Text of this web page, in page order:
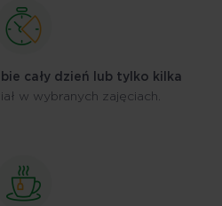
cały dzień lub tylko kilka
w wybranych zajęciach.